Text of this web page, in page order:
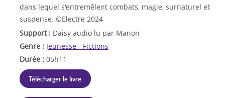
dans lequel s'entremêlent combats, magie, surnaturel et
suspense. ©Electre 2024
Support : Daisy audio lu par Manon
Genre : Jeunesse - Fictions
Durée : 05h11
Télécharger le livre